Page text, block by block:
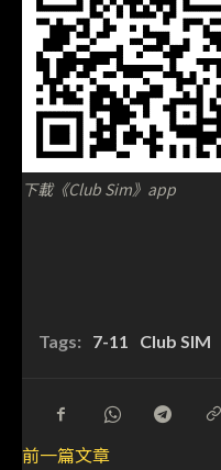
下載《Club Sim》app
Tags: 7-11 Club SIM
前一篇文章